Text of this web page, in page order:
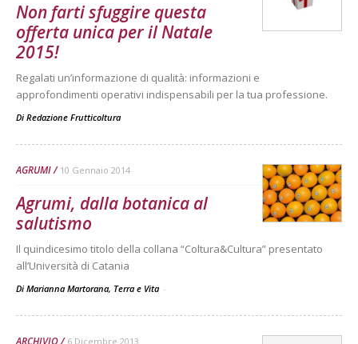
Non farti sfuggire questa
offerta unica per il Natale
2015!
Regalati un’informazione di qualità: informazioni e
approfondimenti operativi indispensabili per la tua professione.
Di Redazione Frutticoltura
AGRUMI 10 Gennaio 2014
Agrumi, dalla botanica al
salutismo
Il quindicesimo titolo della collana “Coltura&Cultura” presentato
all’Università di Catania
Di Marianna Martorana, Terra e Vita -
6 Dicembre 2013